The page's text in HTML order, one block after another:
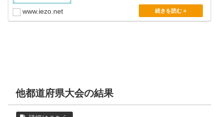
www.iezo.net
他都道府県大会の結果